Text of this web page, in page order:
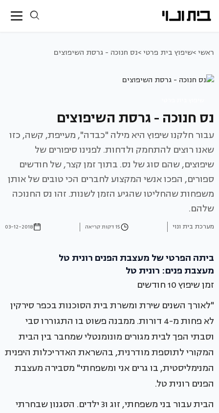
ראשי >שיפוץ בית פרטי >נס חנוכה - גרסת השיפוצים
נס חנוכה - גרסת השיפוצים
עבור חלקנו שיפוץ היא מילה "כבדה", מעייפת, קשה, כזו
שאנו רוצים להתחמק ולדחות. לפנינו סיפורים של
שיפוצים, שהם סוג של נס. בתוך זמן קצר, של חודשים
ספורים, הפכו אנשי המקצוע לחברים הכי טובים של אותן
משפחות שהחליטו שהגיע הזמן לשנות. זהו נס החנוכה
שלהם.
מערכת בית ונוי 15 דקות קריאה 03-12-2018
ביתה הפרטי של מעצבת הפנים רונית טל
מעצבת פנים: רונית טל
זמן שיפוץ 10 חודשים
"לאורך השנים שירת ומשרת בית הסוכנות בכפר סירקין
לא פחות מ-4 דורות. ממבנה פשוט בו התגוררו סבי
וסבתי הפך לבית מגורים מונומנטלי שמחבר בין הבית
המקורי לתוספת מודרנית, בהשראת האדריכלות היפנית
המנימליסטית, בו גרים אני ומשפחתי" מסבירה מעצבת
הפנים רונית טל.
הבית עבור בני משפחתי, זוג ו3 ילדים. הסגנון שבחרתי